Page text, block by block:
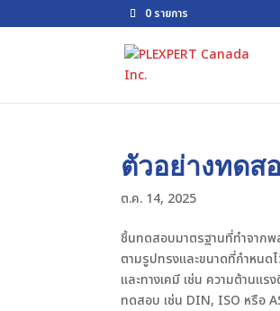
0 รายการ
ตัวอย่างทดส
ต.ค. 14, 2025
ชิ้นทดสอบมาตรฐานที่ทำจาก
ตามรูปทรงและขนาดที่กำหนด
และทางเคมี เช่น ความต้านแ
ทดสอบ เช่น DIN, ISO หรือ